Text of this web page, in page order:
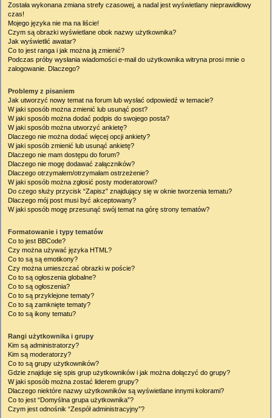
Została wykonana zmiana strefy czasowej, a nadal jest wyświetlany nieprawidłowy
czas!
Mojego języka nie ma na liście!
Czym są obrazki wyświetlane obok nazwy użytkownika?
Jak wyświetlić awatar?
Co to jest ranga i jak można ją zmienić?
Podczas próby wysłania wiadomości e-mail do użytkownika witryna prosi mnie o
zalogowanie. Dlaczego?
Problemy z pisaniem
Jak utworzyć nowy temat na forum lub wysłać odpowiedź w temacie?
W jaki sposób można zmienić lub usunąć post?
W jaki sposób można dodać podpis do swojego posta?
W jaki sposób można utworzyć ankietę?
Dlaczego nie można dodać więcej opcji ankiety?
W jaki sposób zmienić lub usunąć ankietę?
Dlaczego nie mam dostępu do forum?
Dlaczego nie mogę dodawać załączników?
Dlaczego otrzymałem/otrzymałam ostrzeżenie?
W jaki sposób można zgłosić posty moderatorowi?
Do czego służy przycisk “Zapisz” znajdujący się w oknie tworzenia tematu?
Dlaczego mój post musi być akceptowany?
W jaki sposób mogę przesunąć swój temat na górę strony tematów?
Formatowanie i typy tematów
Co to jest BBCode?
Czy można używać języka HTML?
Co to są są emotikony?
Czy można umieszczać obrazki w poście?
Co to są ogłoszenia globalne?
Co to są ogłoszenia?
Co to są przyklejone tematy?
Co to są zamknięte tematy?
Co to są ikony tematu?
Rangi użytkownika i grupy
Kim są administratorzy?
Kim są moderatorzy?
Co to są grupy użytkowników?
Gdzie znajduje się spis grup użytkowników i jak można dołączyć do grupy?
W jaki sposób można zostać liderem grupy?
Dlaczego niektóre nazwy użytkowników są wyświetlane innymi kolorami?
Co to jest “Domyślna grupa użytkownika”?
Czym jest odnośnik “Zespół administracyjny”?